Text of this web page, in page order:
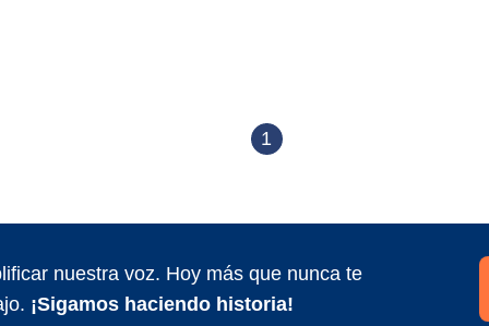
1
nuestra voz. Hoy más que nunca te
¡Sigamos haciendo historia!